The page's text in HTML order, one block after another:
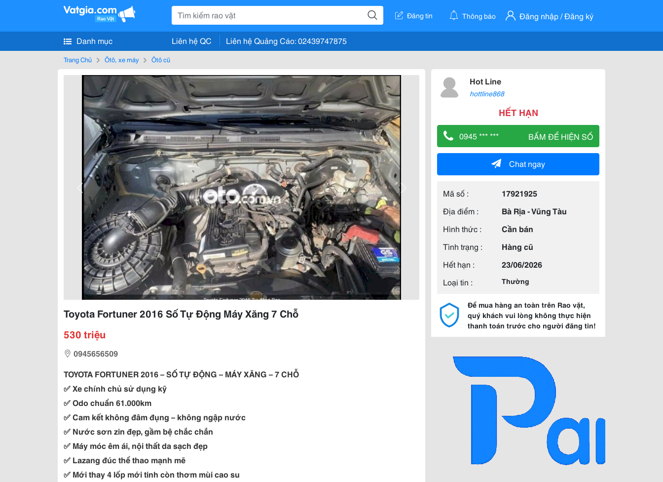
Đăng tin Thông báo Đăng nhập / Đăng ký
Danh mục Liên hệ QC Liên hệ Quảng Cáo: 02439747875
Trang Chủ Ôtô, xe máy Ôtô cũ
Toyota Fortuner 2016 Số Tự Động Máy Xăng 7 Chỗ
530 triệu
0945656509
TOYOTA FORTUNER 2016 – SỐ TỰ ĐỘNG – MÁY XĂNG – 7 CHỖ
✅ Xe chính chủ sử dụng kỹ
✅ Odo chuẩn 61.000km
✅ Cam kết không đâm đụng – không ngập nước
✅ Nước sơn zin đẹp, gầm bệ chắc chắn
✅ Máy móc êm ái, nội thất da sạch đẹp
✅ Lazang đúc thể thao mạnh mẽ
✅ Mới thay 4 lốp mới tinh còn thơm mùi cao su
Hot Line
hottline868
HẾT HẠN
0945 *** *** BẤM ĐỂ HIỆN SỐ
Chat ngay
Mã số :
17921925
Địa điểm :
Bà Rịa - Vũng Tàu
Hình thức :
Cần bán
Tình trạng :
Hàng cũ
Hết hạn :
23/06/2026
Loại tin :
Thường
Để mua hàng an toàn trên Rao vặt,
quý khách vui lòng không thực hiện
thanh toán trước cho người đăng tin!